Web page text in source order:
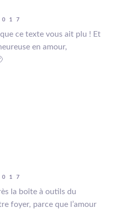
ce texte vous ait plu ! Et
en amour,
la boîte à outils du
foyer, parce que l’amour